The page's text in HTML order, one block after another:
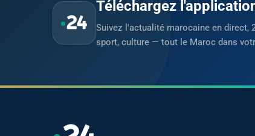
Téléchargez
Suivez l'actualité marocaine en
sport, culture — tout le Maroc dans